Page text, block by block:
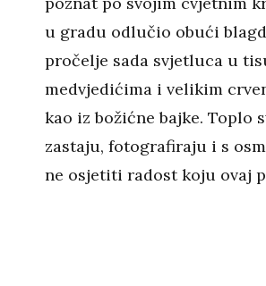
u gradu odlučio obući
pročelje sada svjetluca u
medvjedićima i velikim
kao iz božićne bajke. Toplo
zastaju, fotografiraju i s
ne osjetiti radost koju ovaj